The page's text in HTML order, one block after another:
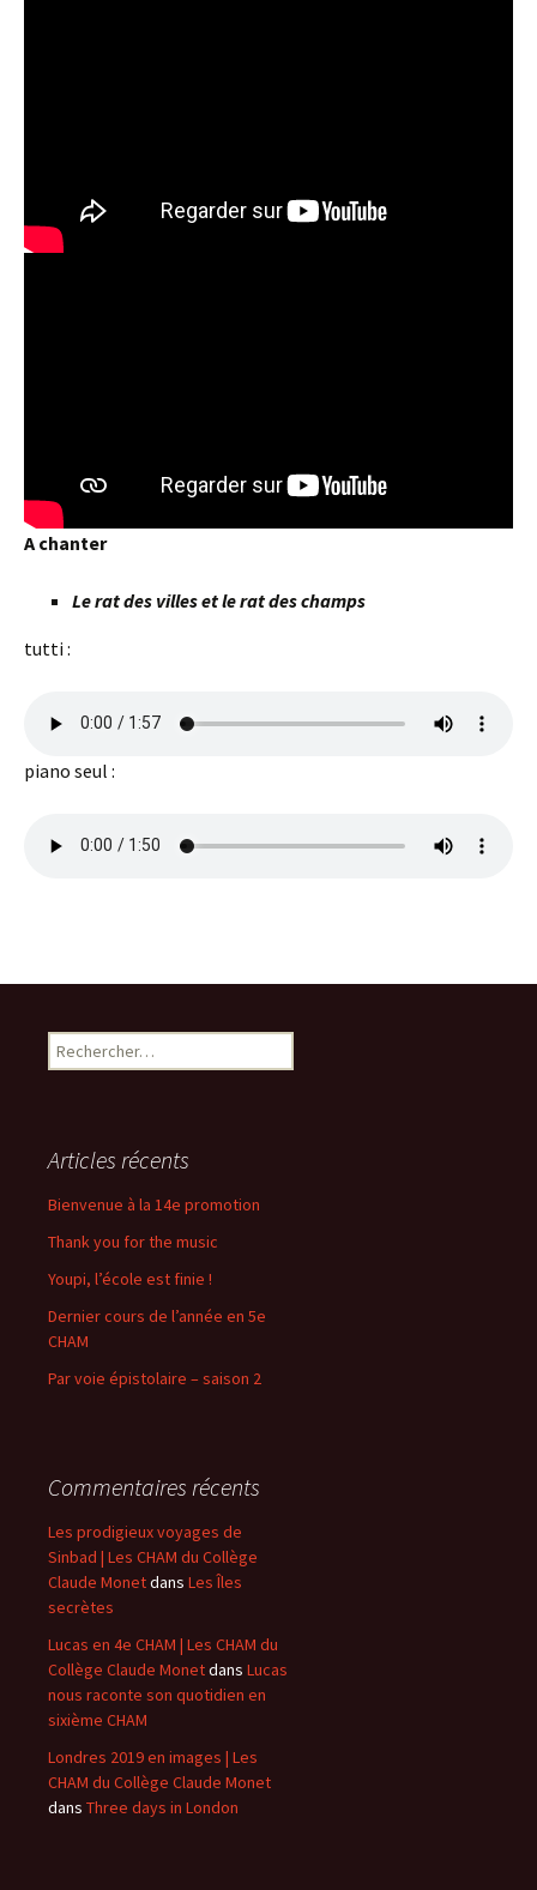
A chanter
Le rat des villes et le rat des champs
tutti :
piano seul :
Rechercher :
Articles récents
Bienvenue à la 14e promotion
Thank you for the music
Youpi, l’école est finie !
Dernier cours de l’année en 5e
CHAM
Par voie épistolaire – saison 2
Commentaires récents
Les prodigieux voyages de
Sinbad | Les CHAM du Collège
Claude Monetdans Les Îles
secrètes
Lucas en 4e CHAM | Les CHAM du
Collège Claude Monetdans Lucas
nous raconte son quotidien en
sixième CHAM
Londres 2019 en images | Les
CHAM du Collège Claude Monet
dans Three days in London